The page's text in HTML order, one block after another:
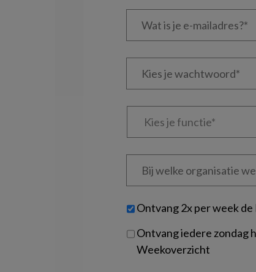
Wat
Kies
Kies
Bij
welke
je?
Untitled
Ontvang 2x per week
Ontvang iedere zondag
Weekoverzicht